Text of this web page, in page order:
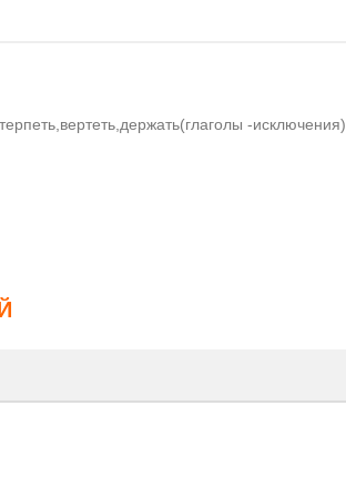
-исключения)